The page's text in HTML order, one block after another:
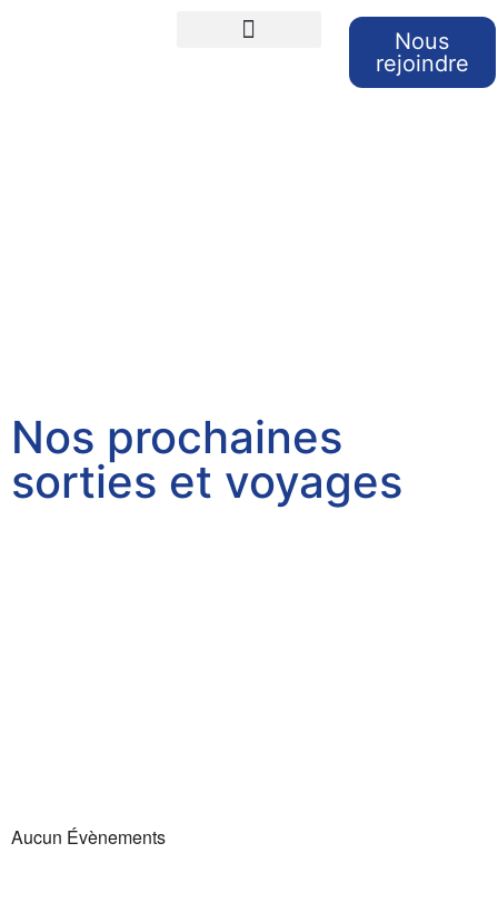
Nous
rejoindre
Nos prochaines
sorties et voyages
Aucun Évènements